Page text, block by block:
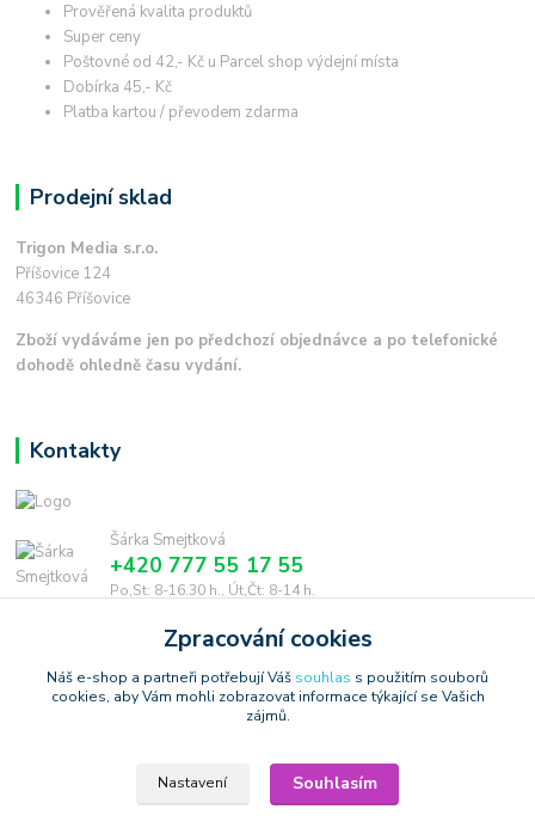
Prověřená kvalita produktů
Super ceny
Poštovné od 42,- Kč u Parcel shop výdejní místa
Dobírka 45,- Kč
Platba kartou / převodem zdarma
Prodejní sklad
Trigon Media s.r.o.
Příšovice 124
46346 Příšovice
Zboží vydáváme jen po předchozí objednávce a po telefonické
dohodě ohledně času vydání.
Kontakty
Šárka Smejtková
+420 777 55 17 55
Po,St: 8-16.30 h., Út,Čt: 8-14 h.
smejtkova@trigonmedia.cz
Copyright © 2006-2025 TrigonShop.cz - bez souhlasu nelze používat
Zpracování cookies
Náš e-shop a partneři potřebují Váš souhlas s použitím souborů
cookies, aby Vám mohli zobrazovat informace týkající se Vašich
zájmů.
Nastavení Souhlasím